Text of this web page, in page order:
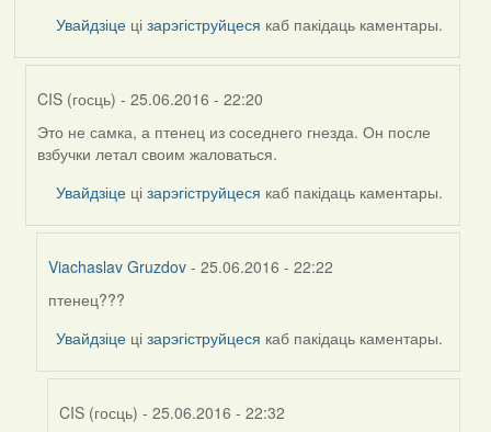
Увайдзіце цізарэгіструйцеся каб пакідаць каментары.
CIS (госць) - 25.06.2016 - 22:20
In
reply
Дарья
Это не самка, а птенец из соседнего гнезда. Он после
взбучки летал своим жаловаться.
Увайдзіце цізарэгіструйцеся каб пакідаць каментары.
Viachaslav Gruzdov - 25.06.2016 - 22:22
In
reply
by
(госць)
птенец???
Увайдзіце цізарэгіструйцеся каб пакідаць каментары.
CIS (госць) - 25.06.2016 - 22:32